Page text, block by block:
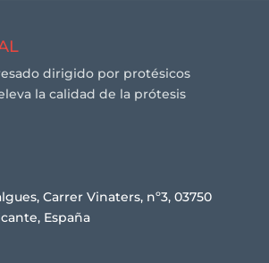
dirigido por protésicos
la calidad de la prótesis
Carrer Vinaters, nº3, 03750
España